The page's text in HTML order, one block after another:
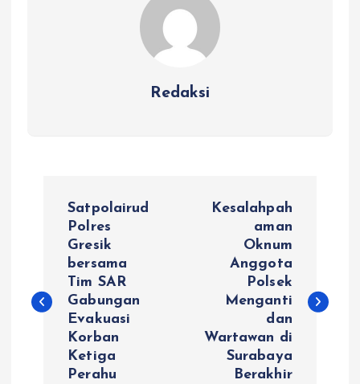
Redaksi
i
Satpolairud
Polres
Gresik
bersama
Tim SAR
Gabungan
Evakuasi
Korban
Ketiga
Perahu
Kesalahpah
aman
Oknum
Anggota
Polsek
Menganti
dan
Wartawan di
Surabaya
Berakhir